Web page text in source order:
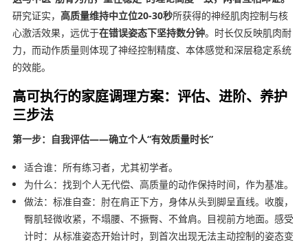
研究证实， 高质量维持中立位20-30秒所获得的神经肌肉控制与核
心激活效果，远优于在错误姿态下坚持数分钟。时长仅反映肌肉耐
力，而动作质量则体现了神经控制精度、本体感觉和深层稳定系统
的效能。
高可执行的家庭调理方案：评估、进阶、养护
三步法
第一步：自我评估——确立个人“有效质量时长”
适合谁：所有练习者，尤其初学者。
为什么：找到个人无代偿、高质量的动作保持时间，作为基准。
做法：标准自查：肘在肩正下方，身体从头到脚呈直线。收腹，
臀肌轻微收紧，不塌腰、不撅臀、不耸肩。目视前方地面。感受
计时：从标准姿态开始计时，到首次出现无法主动控制的姿态变